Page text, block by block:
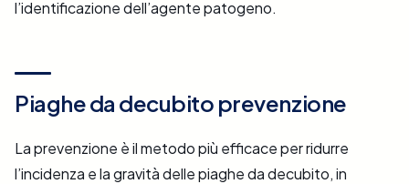
l’identificazione dell’agente patogeno.
Piaghe da decubito prevenzione
La prevenzione è il metodo più efficace per ridurre
l’incidenza e la gravità delle piaghe da decubito, in